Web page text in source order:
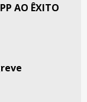
AO ÊXITO